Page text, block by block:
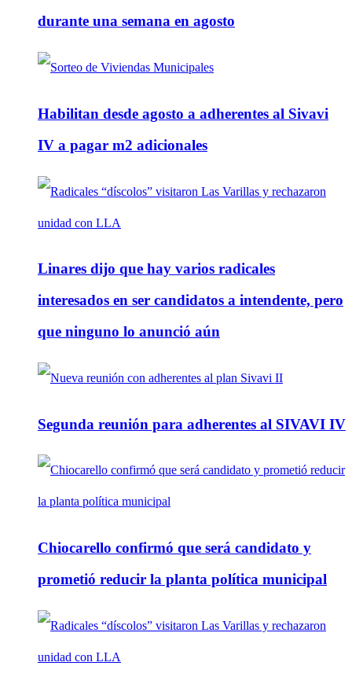
durante una semana en agosto
Habilitan desde agosto a adherentes al Sivavi
IV a pagar m2 adicionales
Linares dijo que hay varios radicales
interesados en ser candidatos a intendente, pero
que ninguno lo anunció aún
Segunda reunión para adherentes al SIVAVI IV
Chiocarello confirmó que será candidato y
prometió reducir la planta política municipal